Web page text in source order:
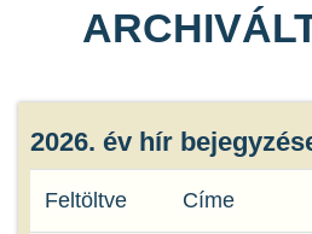
2026. év hír
Feltöltve Címe